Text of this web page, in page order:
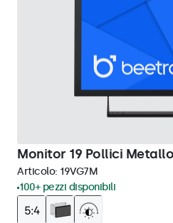
Monitor 19 Pollici
Articolo: 19VG7M
100+ pezzi disponibili